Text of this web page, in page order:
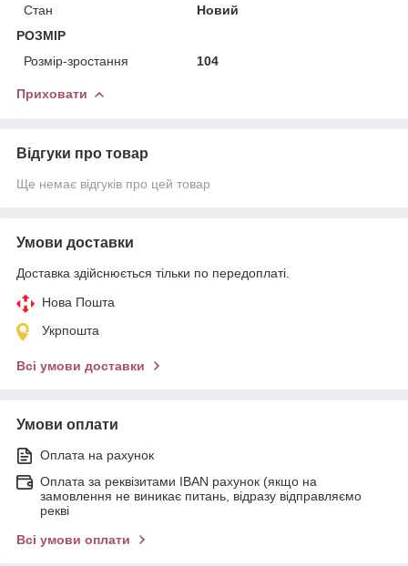
Стан
Новий
РОЗМІР
Розмір-зростання
104
Приховати
Відгуки про товар
Ще немає відгуків про цей товар
Умови доставки
Доставка здійснюється тільки по передоплаті.
Нова Пошта
Укрпошта
Всі умови доставки
Умови оплати
Оплата на рахунок
Оплата за реквізитами IBAN рахунок (якщо на
замовлення не виникає питань, відразу відправляємо
рекві
Всі умови оплати